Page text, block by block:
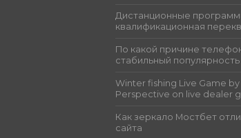
Дистанционные
квалификационная
По какой причине
стабильный популярность
Winter fishing Live Game
Perspective on live dealer
Как зеркало Мостбет
сайта